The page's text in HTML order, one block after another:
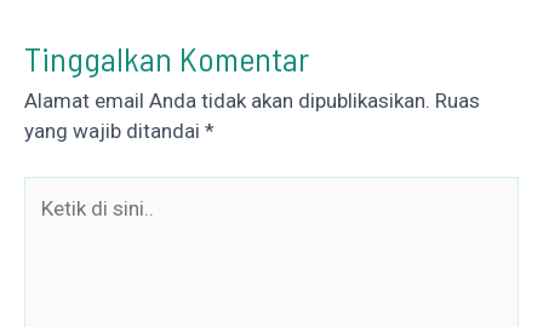
Tinggalkan Komentar
Alamat email Anda tidak akan dipublikasikan. Ruas
yang wajib ditandai *